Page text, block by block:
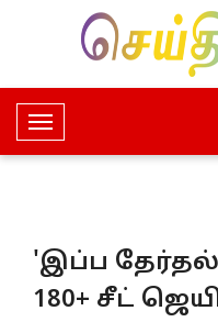
T
o
e
a
'இப்ப
180+ சீட்